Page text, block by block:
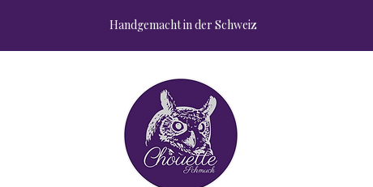
Handgemacht in der Schweiz